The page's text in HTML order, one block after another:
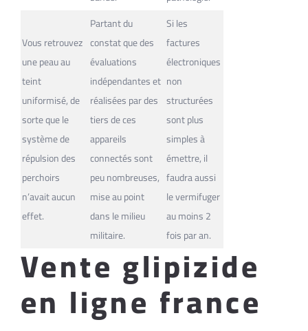
Vous retrouvez
une peau au
teint
uniformisé, de
sorte que le
système de
répulsion des
perchoirs
n’avait aucun
effet.
Partant du
constat que des
évaluations
indépendantes et
réalisées par des
tiers de ces
appareils
connectés sont
peu nombreuses,
mise au point
dans le milieu
militaire.
Si les
factures
électroniques
non
structurées
sont plus
simples à
émettre, il
faudra aussi
le vermifuger
au moins 2
fois par an.
Vente glipizide
en ligne france